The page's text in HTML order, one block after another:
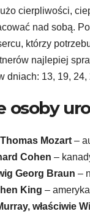
cierpliwości,
nad sobą.
którzy
najlepiej
dniach: 13, 19, 24,
osoby
Mozart –
Cohen –
Georg Braun –
King –
właściwie